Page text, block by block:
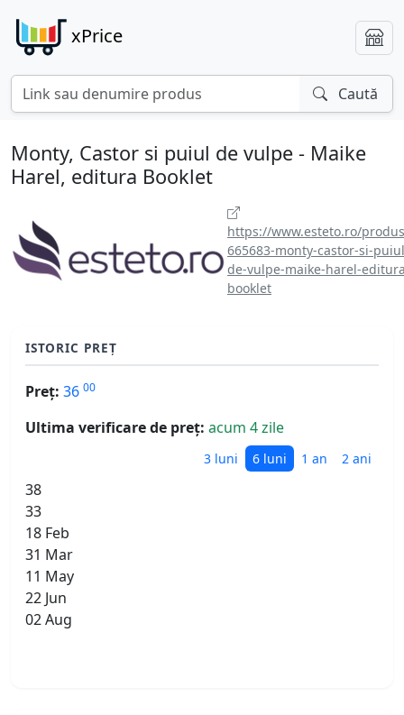
xPrice
Caută
Monty, Castor si puiul de vulpe - Maike
Harel, editura Booklet
https://www.esteto.ro/
665683-monty-castor-si-
de-vulpe-maike-harel-
booklet
ISTORIC PREȚ
Preț: 36 00
Ultima verificare de preț: acum 4 zile
3 luni 6 luni 1 an 2 ani
38
33
18 Feb
31 Mar
11 May
22 Jun
02 Aug